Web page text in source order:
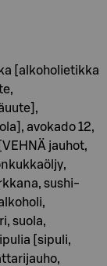
[alkoholietikka
avokado 12,
jauhot,
sushi-
suola,
[sipuli,